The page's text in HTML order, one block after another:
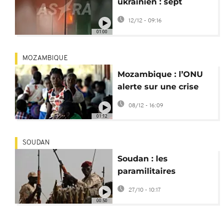
01:00
ukrainien : sept
blessés à Tver, en
12/12 - 09:16
01:12
MOZAMBIQUE
Mozambique : l’ONU
alerte sur une crise
humanitaire majeure
08/12 - 16:09
00:50
SOUDAN
Soudan : les
paramilitaires
revendiquent le
contrôle d'el-Fasher
27/10 - 10:17